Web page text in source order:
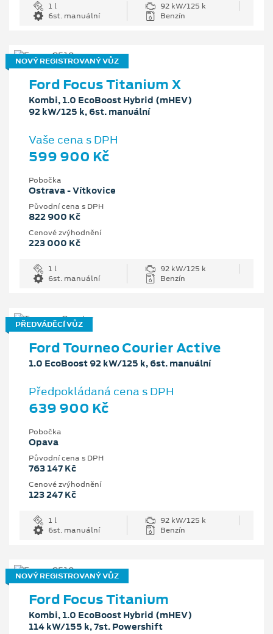
1 l
92 kW/125 k
6st. manuální
Benzín
NOVÝ REGISTROVANÝ VŮZ
Ford Focus Titanium X
Kombi, 1.0 EcoBoost Hybrid (mHEV)
92 kW/125 k, 6st. manuální
Vaše cena s DPH
599 900 Kč
Pobočka
Ostrava - Vítkovice
Původní cena s DPH
822 900 Kč
Cenové zvýhodnění
223 000 Kč
1 l
92 kW/125 k
6st. manuální
Benzín
PŘEDVÁDĚCÍ VŮZ
Ford Tourneo Courier Active
1.0 EcoBoost 92 kW/125 k, 6st. manuální
Předpokládaná cena s DPH
639 900 Kč
Pobočka
Opava
Původní cena s DPH
763 147 Kč
Cenové zvýhodnění
123 247 Kč
1 l
92 kW/125 k
6st. manuální
Benzín
NOVÝ REGISTROVANÝ VŮZ
Ford Focus Titanium
Kombi, 1.0 EcoBoost Hybrid (mHEV)
114 kW/155 k, 7st. Powershift